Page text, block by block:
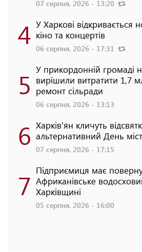
07 серпня, 2026 - 13:20
4 У Харкові відкривається
кіно та концертів
06 серпня, 2026 - 17:31
5 У прикордонній громаді
вирішили витратити 1,7
ремонт сільради
06 серпня, 2026 - 13:13
6 Харків'ян кличуть
альтернативний День
07 серпня, 2026 - 17:15
7 Підприємиця має
Африканівське
Харківщині
05 серпня, 2026 - 16:00